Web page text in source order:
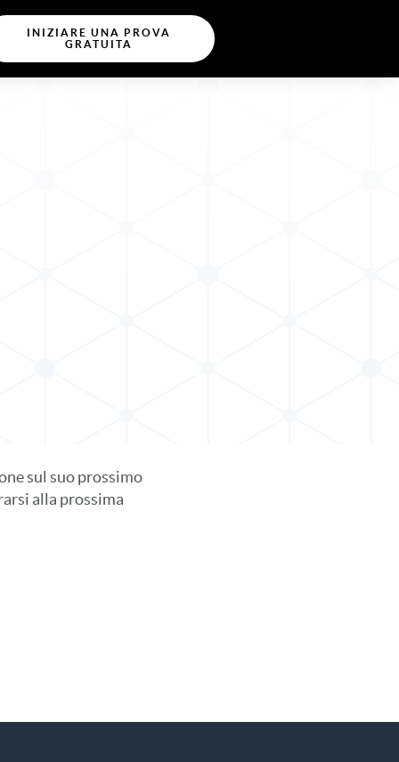
INIZIARE UNA PROVA
GRATUITA
sul suo prossimo
alla prossima